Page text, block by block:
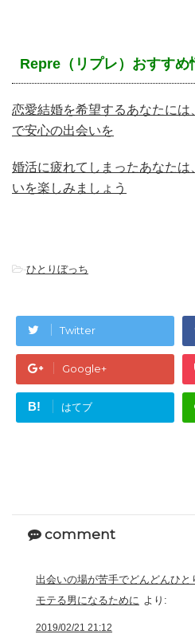
Repre（リプレ）おすすめ
恋愛結婚を希望するあなたに
で安心の出会いを
婚活に疲れてしまったあなた
いを楽しみましょう
-ひとりぼっち
Twitter
Google+
B! はてブ
comment
出会いの場が苦手でどんどんひ
モテる男になるために より:
2019/02/21 21:12